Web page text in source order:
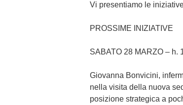
Vi presentiamo le
PROSSIME INIZIATIVE
SABATO 28 MARZO – h.
Giovanna Bonvicini,
nella visita della nuova
posizione strategica a